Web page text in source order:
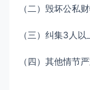
（二）毁坏公私
（三）纠集3人
（四）其他情节